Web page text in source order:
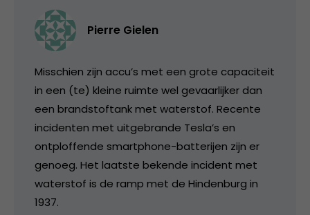
Pierre Gielen
Misschien zijn accu’s met een grote capaciteit
in een (te) kleine ruimte wel gevaarlijker dan
een brandstoftank met waterstof. Recente
incidenten met uitgebrande Tesla’s en
ontploffende smartphone-batterijen zijn er
genoeg. Het laatste bekende incident met
waterstof is de ramp met de Hindenburg in
1937.